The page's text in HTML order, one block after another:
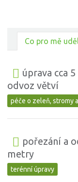
Co pro mě
úprava cca
odvoz větví
péče o zeleň, stromy
pořezání a
metry
terénní úpravy